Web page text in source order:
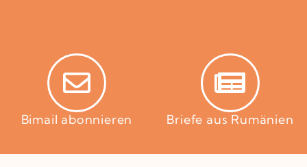
Bimail abonnieren Briefe aus Rumänien